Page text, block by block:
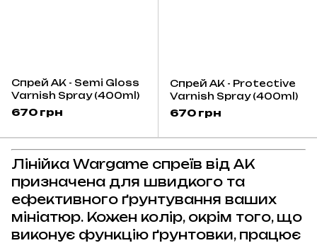
Спрей AK - Semi Gloss
Varnish Spray (400ml)
670 грн
Спрей AK - Protective
Varnish Spray (400ml)
670 грн
Лінійка Wargame спреїв від AK
призначена для швидкого та
ефективного ґрунтування ваших
мініатюр. Кожен колір, окрім того, що
виконує функцію ґрунтовки, працює